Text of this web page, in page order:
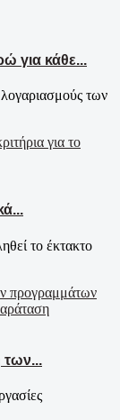
για κάθε...
των
το έκτακτο
των...